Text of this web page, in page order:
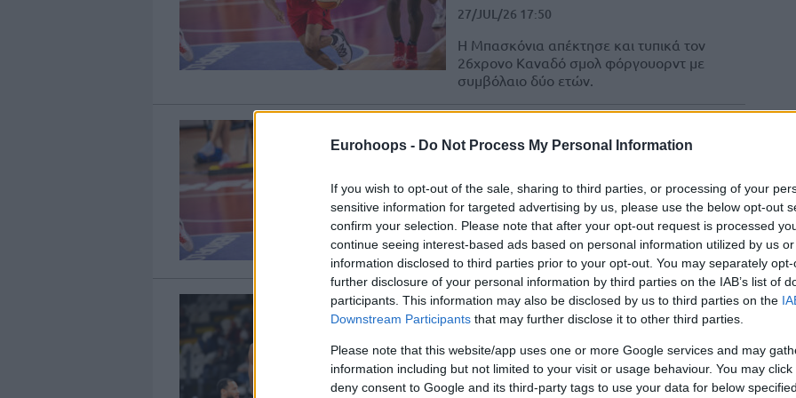
Eurohoops - Do Not Process My Personal Information
If you wish to opt-out of the sale, sharing to third parties, or processing of your
sensitive information for targeted advertising by us, please use the below opt-out
confirm your selection. Please note that after your opt-out request is processed
continue seeing interest-based ads based on personal information utilized by us
information disclosed to third parties prior to your opt-out. You may separately
further disclosure of your personal information by third parties on the IAB’s list of
participants. This information may also be disclosed by us to third parties on the
Downstream Participants that may further disclose it to other third parties.
Please note that this website/app uses one or more Google services and may
information including but not limited to your visit or usage behaviour. You may
deny consent to Google and its third-party tags to use your data for below
27/JUL/26 17:50
Η Μπασκόνια απέκτησε και τυπικά τον
26χρονο Καναδό σμολ φόργουορντ με
συμβόλαιο δύο ετών.
με τον Έι Τζέι Λόσον
25/JUL/26 22:31
Η Μπασκόνια συμφώνησε με τον Έι Τζέι
Λόσον για την ενίσχυση της περιφέρειάς
της.
Μπασκόνια: Τέλος ο
Μαμαντί Ντιακιτέ
25/JUL/26 10:41
Ο Μαμαντί Ντιακιτέ αποτελεί παρελθόν